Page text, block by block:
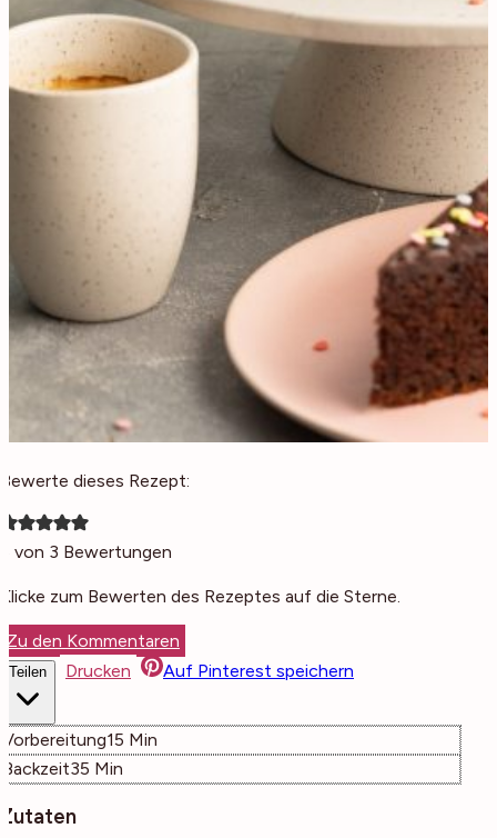
Bewerte dieses Rezept:
von 3 Bewertungen
Klicke zum Bewerten des Rezeptes auf die Sterne.
Zu den Kommentaren
Teilen Drucken Auf Pinterest speichern
Vorbereitung15 Minuten
Min
Backzeit35 Minuten
Min
Zutaten